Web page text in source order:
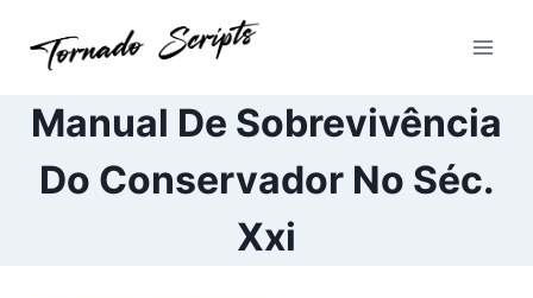
para
Conteúdo
Manual De Sobrevivência
Do Conservador No Séc.
Xxi